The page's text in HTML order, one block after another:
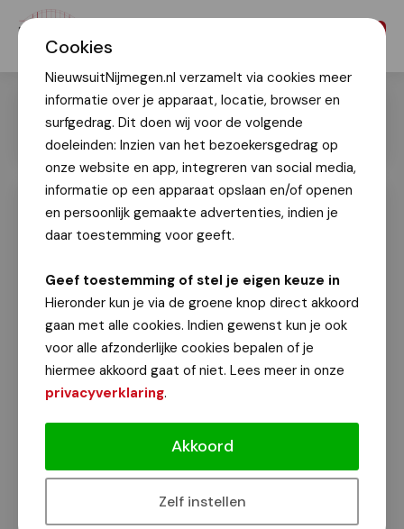
Cookies
NieuwsuitNijmegen.nl verzamelt via cookies meer
informatie over je apparaat, locatie, browser en
surfgedrag. Dit doen wij voor de volgende
doeleinden: Inzien van het bezoekersgedrag op
onze website en app, integreren van social media,
informatie op een apparaat opslaan en/of openen
en persoonlijk gemaakte advertenties, indien je
daar toestemming voor geeft.
Geef toestemming of stel je eigen keuze in
Hieronder kun je via de groene knop direct akkoord
gaan met alle cookies. Indien gewenst kun je ook
voor alle afzonderlijke cookies bepalen of je
hiermee akkoord gaat of niet. Lees meer in onze
privacyverklaring.
Akkoord
Zelf instellen
Respectvolle herdenking op de
militaire begraafplaats Jonkerbos
19 september 2024
Burgemeester Bruls en wethouder Jean Paul
Broeren waren aanwezig bij de herdenking op de
militaire begraafplaats Jonkerbos aan de
Burgemeester Daleslaan. Hier worden de
Commonwealth soldaten herdacht die zijn
omgekomen tijdens de gevechten in en rond
Nijmegen vanaf september 1944.
Deze herdenking is onderdeel van het programma